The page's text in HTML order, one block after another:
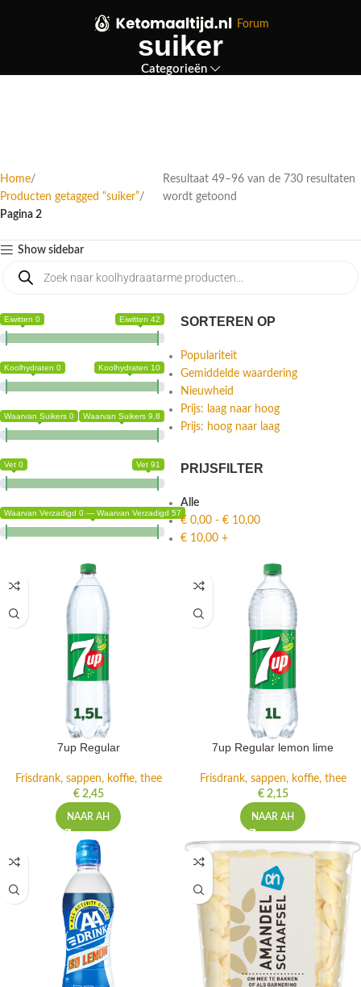
Forum
suiker
Categorieën
Home
Producten getagged “suiker”
Pagina 2
Resultaat 49–96 van de 730 resultaten
wordt getoond
Show sidebar
Eiwitten 0 Eiwitten 42
Koolhydraten 0 Koolhydraten 10
Waarvan Suikers 0 Waarvan Suikers 9.8
Vet 0 Vet 91
Waarvan Verzadigd 0 — Waarvan Verzadigd 57
SORTEREN OP
Populariteit
Gemiddelde waardering
Nieuwheid
Prijs: laag naar hoog
Prijs: hoog naar laag
PRIJSFILTER
Alle
€ 0,00 - € 10,00
€ 10,00 +
7up Regular
Frisdrank, sappen, koffie, thee
€2,45
NAAR AH
7up Regular lemon lime
Frisdrank, sappen, koffie, thee
€2,15
NAAR AH